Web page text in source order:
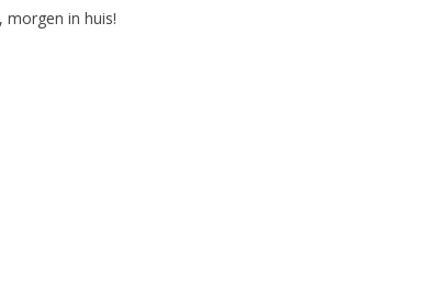
morgen in huis!